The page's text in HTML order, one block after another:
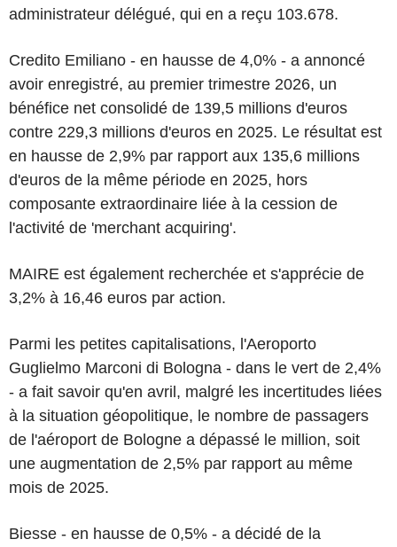
administrateur délégué, qui en a reçu 103.678.
Credito Emiliano - en hausse de 4,0% - a annoncé
avoir enregistré, au premier trimestre 2026, un
bénéfice net consolidé de 139,5 millions d'euros
contre 229,3 millions d'euros en 2025. Le résultat est
en hausse de 2,9% par rapport aux 135,6 millions
d'euros de la même période en 2025, hors
composante extraordinaire liée à la cession de
l'activité de 'merchant acquiring'.
MAIRE est également recherchée et s'apprécie de
3,2% à 16,46 euros par action.
Parmi les petites capitalisations, l'Aeroporto
Guglielmo Marconi di Bologna - dans le vert de 2,4%
- a fait savoir qu'en avril, malgré les incertitudes liées
à la situation géopolitique, le nombre de passagers
de l'aéroport de Bologne a dépassé le million, soit
une augmentation de 2,5% par rapport au même
mois de 2025.
Biesse - en hausse de 0,5% - a décidé de la